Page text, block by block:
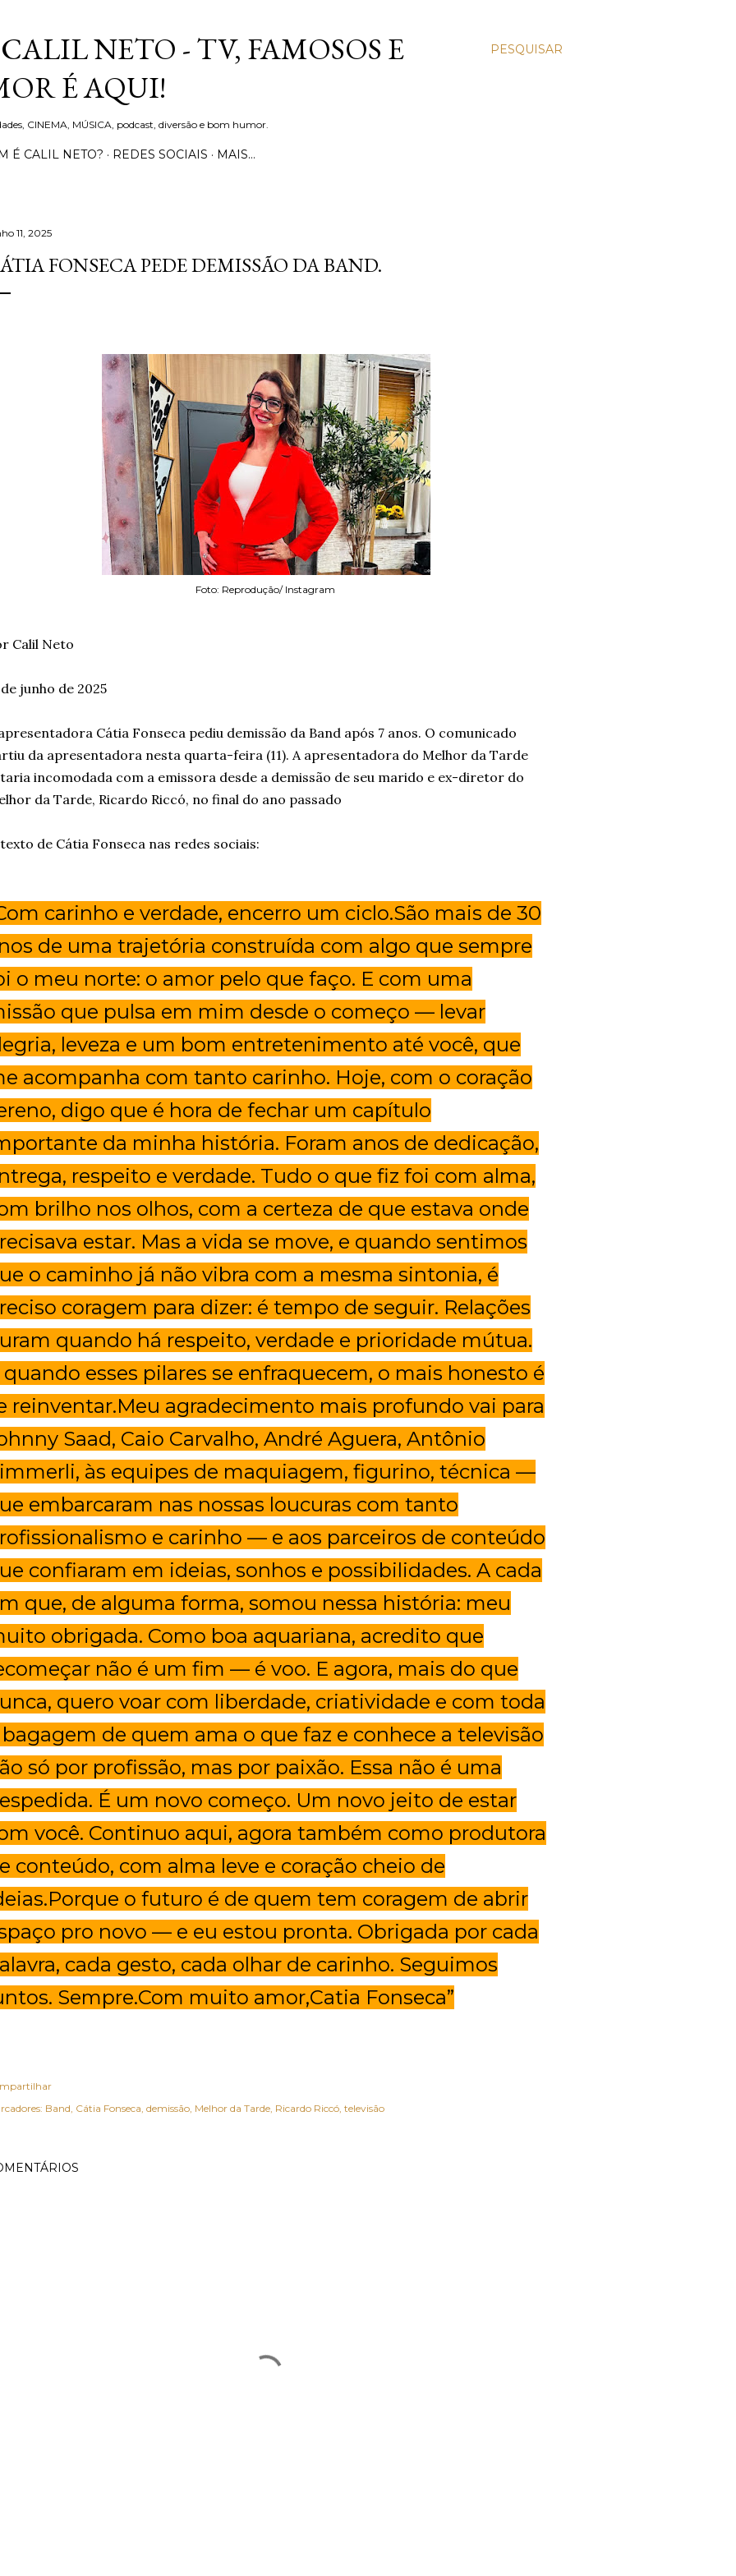
PESQUISAR
NETO - TV, FAMOSOS E
É AQUI!
CINEMA, MÚSICA, podcast, diversão e bom humor.
É CALIL NETO? REDES SOCIAIS MAIS…
11, 2025
FONSECA PEDE DEMISSÃO DA BAND.
Foto: Reprodução/ Instagram
Calil Neto
de junho de 2025
Cátia Fonseca pediu demissão da Band após 7 anos. O comunicado
da apresentadora nesta quarta-feira (11). A apresentadora do Melhor da Tarde
incomodada com a emissora desde a demissão de seu marido e ex-diretor do
da Tarde, Ricardo Riccó, no final do ano passado
de Cátia Fonseca nas redes sociais:
carinho e verdade, encerro um ciclo.São mais de 30
de uma trajetória construída com algo que sempre
o meu norte: o amor pelo que faço. E com uma
que pulsa em mim desde o começo — levar
leveza e um bom entretenimento até você, que
acompanha com tanto carinho. Hoje, com o coração
digo que é hora de fechar um capítulo
da minha história. Foram anos de dedicação,
respeito e verdade. Tudo o que fiz foi com alma,
brilho nos olhos, com a certeza de que estava onde
estar. Mas a vida se move, e quando sentimos
o caminho já não vibra com a mesma sintonia, é
coragem para dizer: é tempo de seguir. Relações
quando há respeito, verdade e prioridade mútua.
quando esses pilares se enfraquecem, o mais honesto é
reinventar.Meu agradecimento mais profundo vai para
Saad, Caio Carvalho, André Aguera, Antônio
às equipes de maquiagem, figurino, técnica —
embarcaram nas nossas loucuras com tanto
e carinho — e aos parceiros de conteúdo
confiaram em ideias, sonhos e possibilidades. A cada
que, de alguma forma, somou nessa história: meu
obrigada. Como boa aquariana, acredito que
não é um fim — é voo. E agora, mais do que
quero voar com liberdade, criatividade e com toda
bagagem de quem ama o que faz e conhece a televisão
só por profissão, mas por paixão. Essa não é uma
É um novo começo. Um novo jeito de estar
você. Continuo aqui, agora também como produtora
conteúdo, com alma leve e coração cheio de
o futuro é de quem tem coragem de abrir
pro novo — e eu estou pronta. Obrigada por cada
cada gesto, cada olhar de carinho. Seguimos
Sempre.Com muito amor,Catia Fonseca”
Band Cátia Fonseca demissão Melhor da Tarde Ricardo Riccó televisão